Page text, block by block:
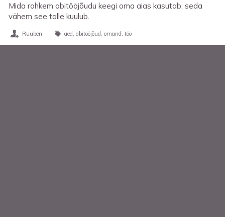
Mida rohkem abitööjõudu keegi oma aias kasutab, seda
vähem see talle kuulub.
Ruuben aed abitööjõud omand töö